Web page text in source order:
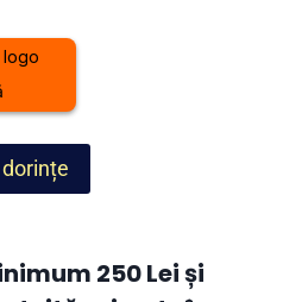
250 Lei și